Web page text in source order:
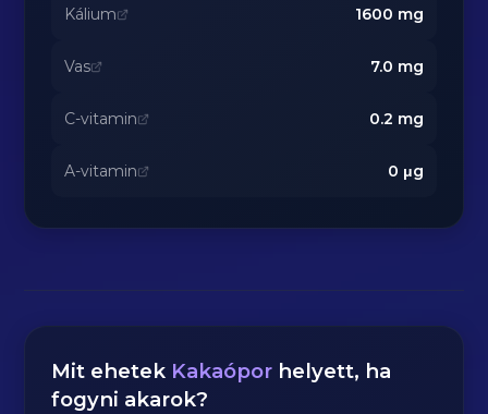
Kálium 1600 mg
Vas 7.0 mg
C-vitamin 0.2 mg
A-vitamin 0 μg
Mit ehetek Kakaópor helyett, ha
fogyni akarok?